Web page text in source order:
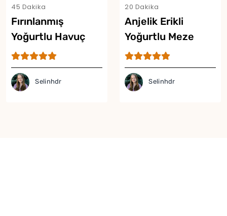
45 Dakika
Fırınlanmış
Yoğurtlu Havuç
Mezesi Tarifi
Selinhdr
20 Dakika
Anjelik Erikli
Yoğurtlu Meze
Tarifi
Selinhdr